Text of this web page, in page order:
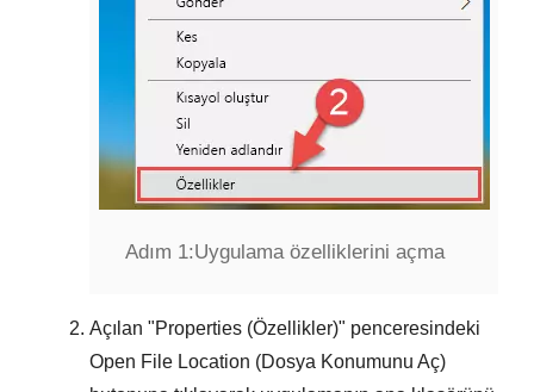
Adım 1:Uygulama özelliklerini açma
Açılan "Properties (Özellikler)" penceresindeki
Open File Location (Dosya Konumunu Aç)